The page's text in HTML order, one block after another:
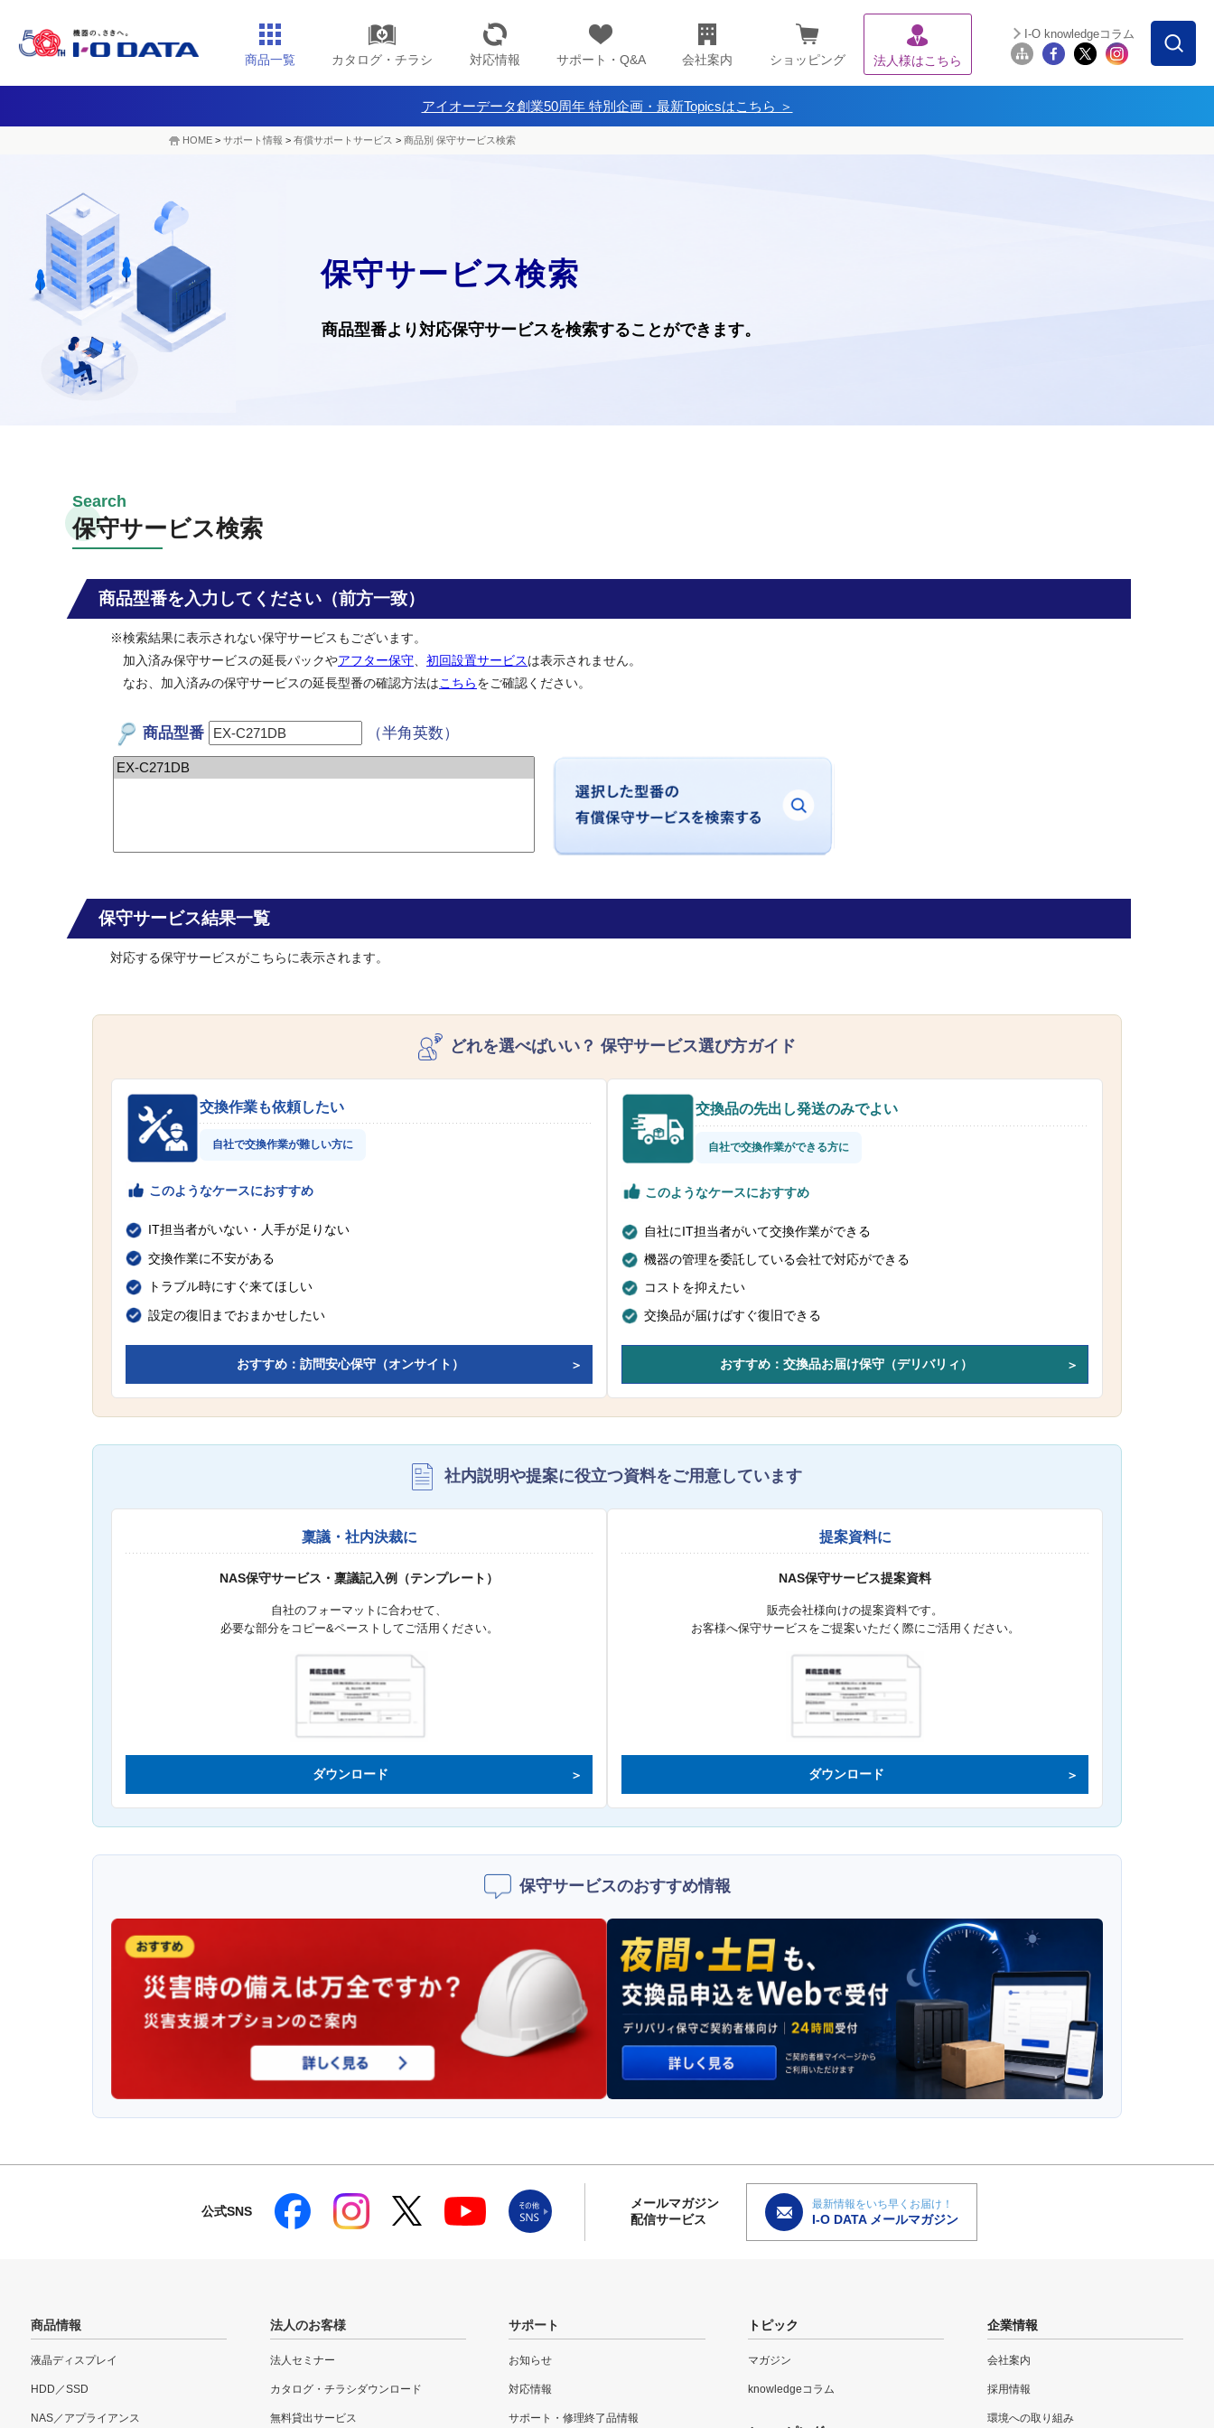
商品一覧 カタログ・チラシ 対応情報 サポート・Q&A 会社案内 ショッピング 法人様はこちら
I-O knowledgeコラム
アイオーデータ創業50周年 特別企画・最新Topicsはこちら ＞
HOME > サポート情報 > 有償サポートサービス > 商品別 保守サービス検索
保守サービス検索
商品型番より対応保守サービスを検索することができます。
保守サービス検索
商品型番を入力してください（前方一致）
※検索結果に表示されない保守サービスもございます。
加入済み保守サービスの延長パックやアフター保守 初回設置サービスは表示されません。
なお、加入済みの保守サービスの延長型番の確認方法はこちらをご確認ください。
商品型番 （半角英数）
保守サービス結果一覧
対応する保守サービスがこちらに表示されます。
どれを選べばいい？ 保守サービス選び方ガイド
交換作業も依頼したい
自社で交換作業が難しい方に
このようなケースにおすすめ
IT担当者がいない・人手が足りない
交換作業に不安がある
トラブル時にすぐ来てほしい
設定の復旧までおまかせしたい
おすすめ：訪問安心保守（オンサイト）
交換品の先出し発送のみでよい
自社で交換作業ができる方に
このようなケースにおすすめ
自社にIT担当者がいて交換作業ができる
機器の管理を委託している会社で対応ができる
コストを抑えたい
交換品が届けばすぐ復旧できる
おすすめ：交換品お届け保守（デリバリィ）
社内説明や提案に役立つ資料をご用意しています
稟議・社内決裁に
NAS保守サービス・稟議記入例（テンプレート）
自社のフォーマットに合わせて、
必要な部分をコピー&ペーストしてご活用ください。
ダウンロード
提案資料に
NAS保守サービス提案資料
販売会社様向けの提案資料です。
お客様へ保守サービスをご提案いただく際にご活用ください。
ダウンロード
保守サービスのおすすめ情報
公式SNS
メールマガジン
配信サービス
最新情報をいち早くお届け！
I-O DATA メールマガジン
商品情報
液晶ディスプレイ
HDD／SSD
NAS／アプライアンス
法人のお客様
法人セミナー
カタログ・チラシダウンロード
無料貸出サービス
サポート
お知らせ
対応情報
サポート・修理終了品情報
トピック
マガジン
knowledgeコラム
企業情報
会社案内
採用情報
環境への取り組み